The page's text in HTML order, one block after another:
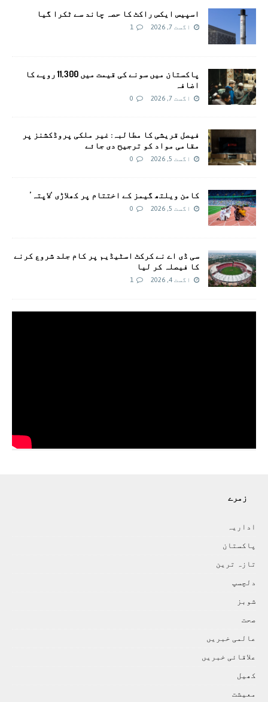
اسپیس ایکس راکٹ کا حصہ چاند سے ٹکرا گیا
اگست 7, 2026 1
پاکستان میں سونے کی قیمت میں 11,300 روپے کا
اضافہ
اگست 7, 2026 0
فیصل قریشی کا مطالبہ: غیر ملکی پروڈکشنز پر
مقامی مواد کو ترجیح دی جائے
اگست 5, 2026 0
کامن ویلتھ گیمز کے اختتام پر کھلاڑی ‘لاپتہ’
اگست 5, 2026 0
سی ڈی اے نے کرکٹ اسٹیڈیم پر کام جلد شروع کرنے
کا فیصلہ کر لیا
اگست 4, 2026 1
زمرے
اداريہ
پاکستان
تازہ ترين
دلچسپ
شوبز
صحت
عالمی خبريں
علاقائی خبريں
کھيل
معيشت